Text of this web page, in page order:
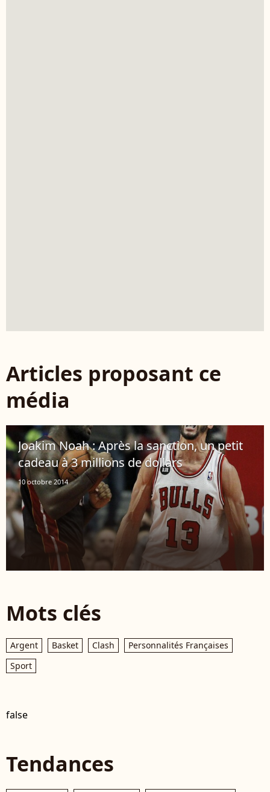
Articles proposant ce
média
Joakim Noah : Après la sanction, un petit
cadeau à 3 millions de dollars
10 octobre 2014
Mots clés
Argent Basket Clash
Personnalités Françaises
Sport
false
Tendances